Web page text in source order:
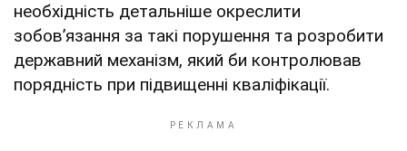
необхідність детальніше окреслити
зобовʼязання за такі порушення та розробити
державний механізм, який би контролював
порядність при підвищенні кваліфікації.